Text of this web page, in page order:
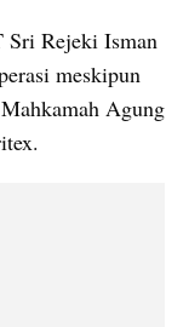
Sri Rejeki Isman
meskipun
Agung